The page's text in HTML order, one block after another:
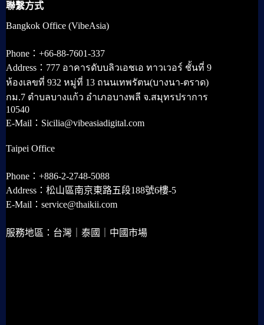
聯繫方式
Bangkok Office (VibeAsia)
Phone：+66-88-7601-337
Address：777 อาคารดับบลิวเอชเอ ทาวเวอร์ ชั้นที่ 9
ห้องเลขที่ 932 หมู่ที่ 13 ถนนเทพรัตน(บางนา-ตราด)
กม.7 ตำบลบางแก้ว อำเภอบางพลี จ.สมุทรปราการ
10540
E-Mail：Sicilia@vibeasiadigital.com
Taipei Office
Phone：+886-2-2748-5088
Address：松山區南京東路五段188號6樓-5
E-Mail：service@thaikii.com
服務地區：台灣｜泰國｜中國市場